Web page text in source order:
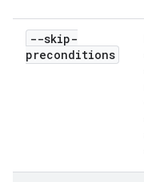
--skip-
preconditions